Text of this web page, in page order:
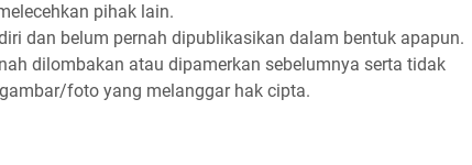
pihak lain.
dan belum pernah dipublikasikan dalam bentuk apapun.
dilombakan atau dipamerkan sebelumnya serta tidak
foto yang melanggar hak cipta.